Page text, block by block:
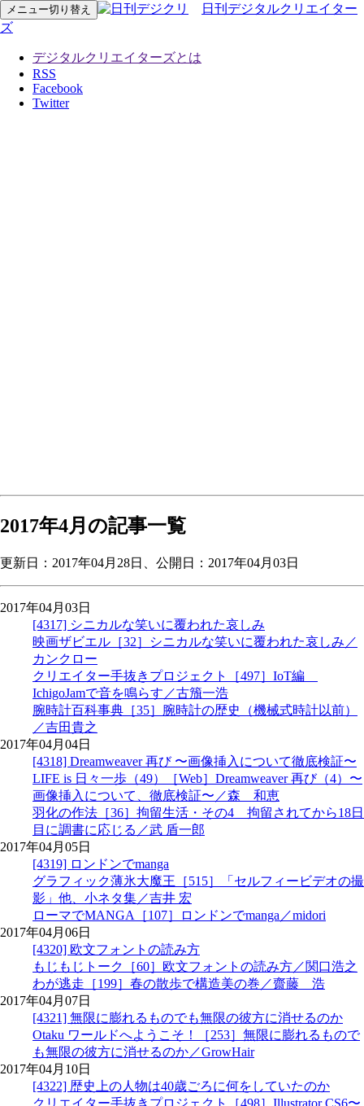
メニュー切り替え
日刊デジタルクリエイター
ズ
デジタルクリエイターズとは
RSS
Facebook
Twitter
2017年4月の記事一覧
更新日： 2017年04月28日 、公開日：2017年04月03日
2017年04月03日
[4317] シニカルな笑いに覆われた哀しみ
映画ザビエル［32］シニカルな笑いに覆われた哀しみ／
カンクロー
クリエイター手抜きプロジェクト［497］IoT編
IchigoJamで音を鳴らす／古籏一浩
腕時計百科事典［35］腕時計の歴史（機械式時計以前）
／吉田貴之
2017年04月04日
[4318] Dreamweaver 再び 〜画像挿入について徹底検証〜
LIFE is 日々一歩（49）［Web］Dreamweaver 再び（4）〜
画像挿入について、徹底検証〜／森 和恵
羽化の作法［36］拘留生活・その4 拘留されてから18日
目に調書に応じる／武 盾一郎
2017年04月05日
[4319] ロンドンでmanga
グラフィック薄氷大魔王［515］「セルフィービデオの撮
影」他、小ネタ集／吉井 宏
ローマでMANGA［107］ロンドンでmanga／midori
2017年04月06日
[4320] 欧文フォントの読み方
もじもじトーク［60］欧文フォントの読み方／関口浩之
わが逃走［199］春の散歩で構造美の巻／齋藤 浩
2017年04月07日
[4321] 無限に膨れるものでも無限の彼方に消せるのか
Otaku ワールドへようこそ！［253］無限に膨れるもので
も無限の彼方に消せるのか／GrowHair
2017年04月10日
[4322] 歴史上の人物は40歳ごろに何をしていたのか
クリエイター手抜きプロジェクト［498］Illustrator CS6〜